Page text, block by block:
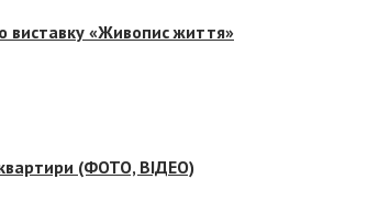
виставку «Живопис життя»
(ФОТО, ВІДЕО)